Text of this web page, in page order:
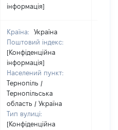
інформація]
Країна:
Україна
Поштовий індекс:
[Конфіденційна
інформація]
Населений пункт:
Тернопіль /
Тернопільська
область / Україна
Тип вулиці:
[Конфіденційна